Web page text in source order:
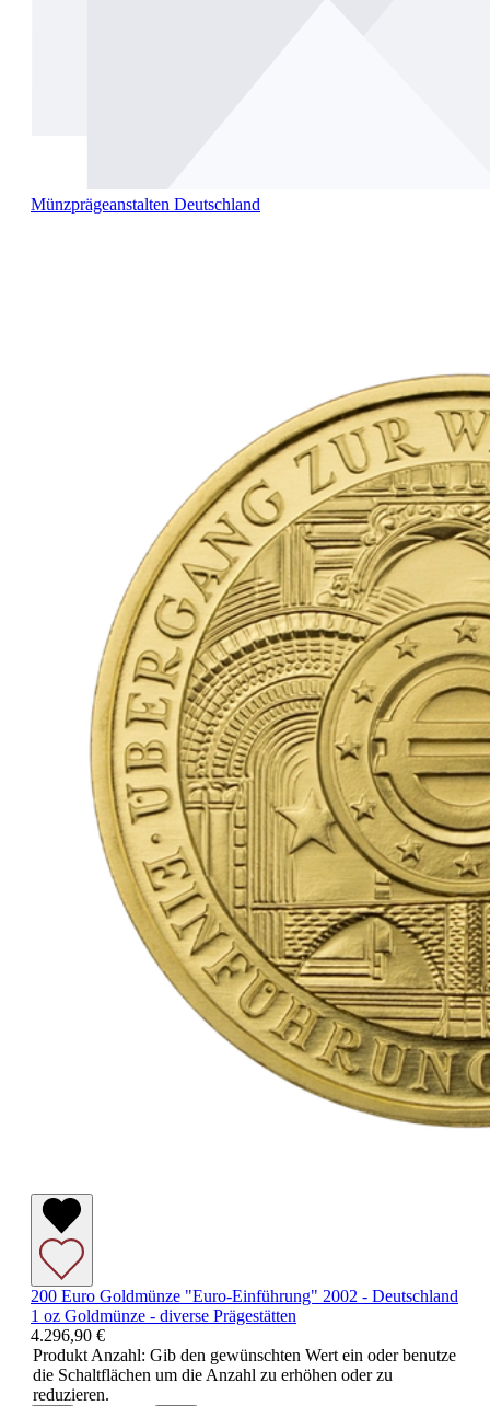
Münzprägeanstalten Deutschland
200 Euro Goldmünze "Euro-Einführung" 2002 - Deutschland
1 oz Goldmünze - diverse Prägestätten
4.296,90 €
Produkt Anzahl: Gib den gewünschten Wert ein oder benutze
die Schaltflächen um die Anzahl zu erhöhen oder zu
reduzieren.